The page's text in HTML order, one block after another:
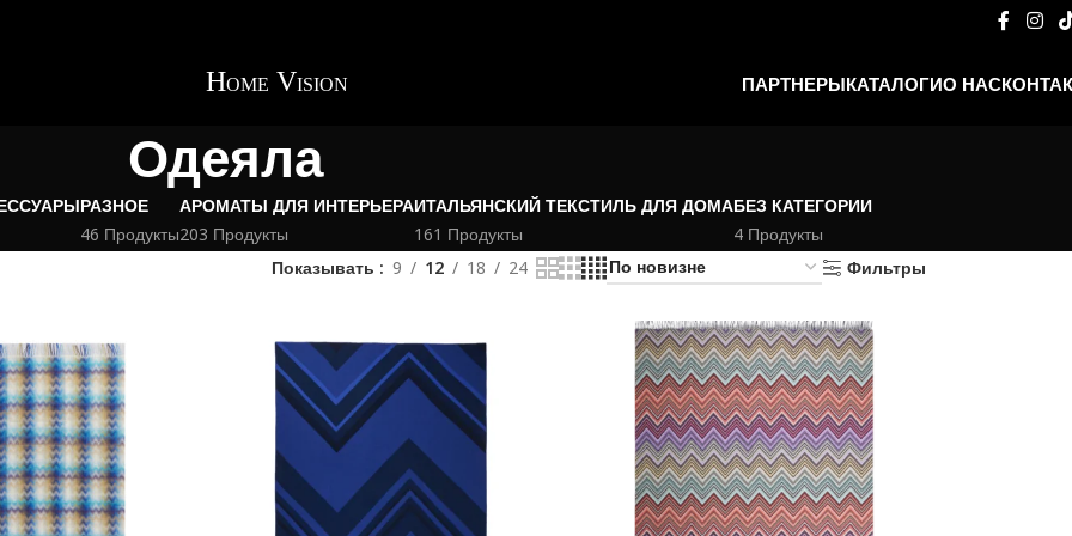
ПАРТНЕРЫКАТАЛОГИО НАС
Одеяла
РАЗНОЕ
46 Продукты
АРОМАТЫ ДЛЯ ИНТЕРЬЕРА
203 Продукты
ИТАЛЬЯНСКИЙ ТЕКСТИЛЬ ДЛЯ ДОМА
161 Продукты
БЕЗ КАТЕГОРИИ
4 Продукты
Показывать 9 12 18 24 Фильтры